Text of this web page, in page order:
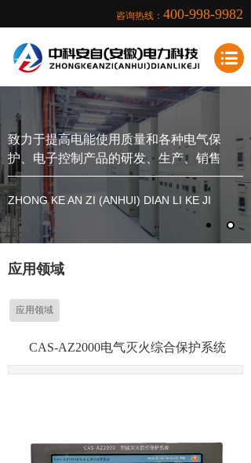
咨询热线： 400-998-9982
ZHONG KE AN ZI (ANHUI) DIAN LI KE JI
致力于提高电能使用质量和各种电气保
护、电子控制产品的研发、生产、销售
应用领域
应用领域
CAS-AZ2000电气灭火综合保护系统